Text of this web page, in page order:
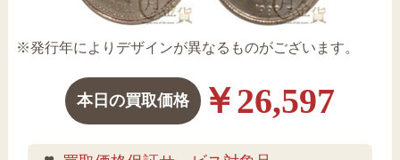
※発行年によりデザインが異なるものがございます。
本日の買取価格 ￥26,597